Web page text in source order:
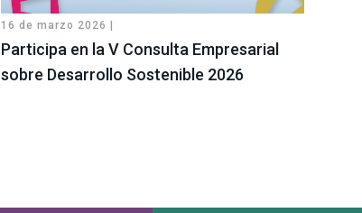
16 de marzo 2026 |
Participa en la V Consulta Empresarial
sobre Desarrollo Sostenible 2026